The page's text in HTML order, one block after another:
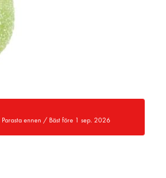
Parasta ennen / Bäst före 1 sep. 2026